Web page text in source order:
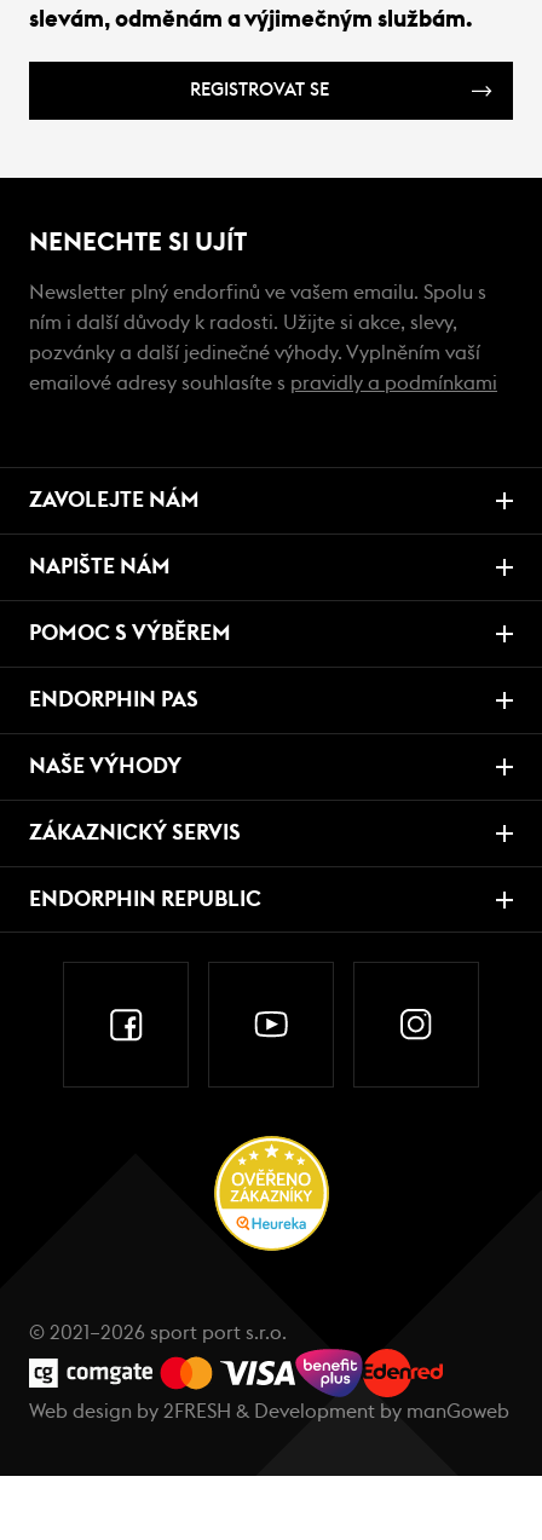
slevám, odměnám a výjimečným službám.
REGISTROVAT SE
NENECHTE SI UJÍT
Newsletter plný endorfinů ve vašem emailu. Spolu s
ním i další důvody k radosti. Užijte si akce, slevy,
pozvánky a další jedinečné výhody. Vyplněním vaší
emailové adresy souhlasíte s pravidly a podmínkami
ZAVOLEJTE NÁM
NAPIŠTE NÁM
POMOC S VÝBĚREM
ENDORPHIN PAS
NAŠE VÝHODY
ZÁKAZNICKÝ SERVIS
ENDORPHIN REPUBLIC
© 2021–2026 sport port s.r.o.
Web design by 2FRESH & Development by manGoweb